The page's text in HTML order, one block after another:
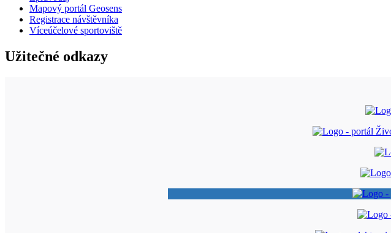
Mapový portál Geosens
Registrace návštěvníka
Víceúčelové sportoviště
Užitečné odkazy